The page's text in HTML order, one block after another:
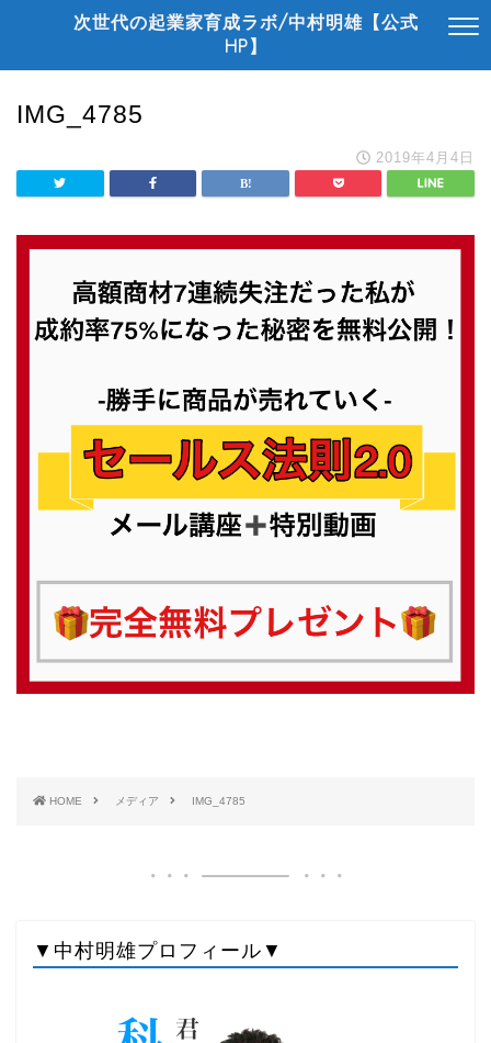
次世代の起業家育成ラボ/中村明雄【公式
HP】
IMG_4785
2019年4月4日
HOME メディア IMG_4785
▼中村明雄プロフィール▼